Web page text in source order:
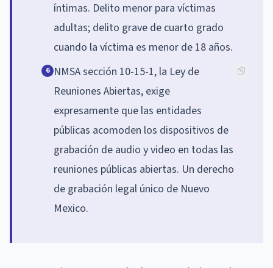
íntimas. Delito menor para víctimas
adultas; delito grave de cuarto grado
cuando la víctima es menor de 18 años.
6 NMSA sección 10-15-1, la Ley de
Reuniones Abiertas, exige
expresamente que las entidades
públicas acomoden los dispositivos de
grabación de audio y video en todas las
reuniones públicas abiertas. Un derecho
de grabación legal único de Nuevo
Mexico.